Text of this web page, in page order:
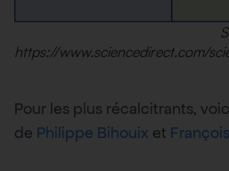
https://www.sciencedirect.com/
Pour les plus récalcitrants,
de Philippe Bihouix et